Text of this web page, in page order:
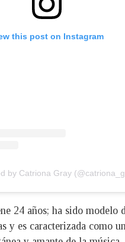
this post on Instagram
by Catriona Gray
24 años; ha sido modelo
y es caracterizada como